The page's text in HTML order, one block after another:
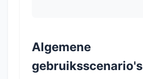
Algemene
gebruiksscenario's